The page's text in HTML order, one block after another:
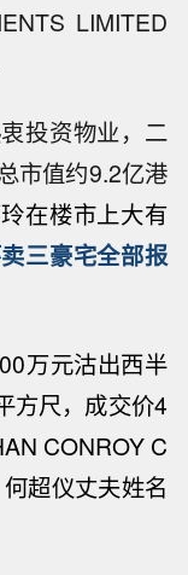
LIMITED
投资物业，二
市值约9.2亿港
在楼市上大有
三豪宅全部报
万元沽出西半
方尺，成交价4
CONROY C
超仪丈夫姓名